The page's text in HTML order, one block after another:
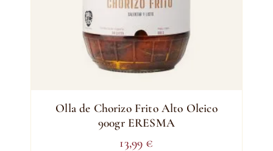
Olla de Chorizo Frito Alto Oleico
900gr ERESMA
13,99 €